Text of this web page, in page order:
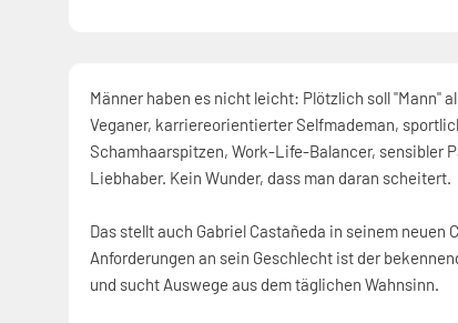
Männer haben es nicht leicht: Plötzlich soll "Mann"
Veganer, karriereorientierter Selfmademan,
Schamhaarspitzen, Work-Life-Balancer, sensibler
Liebhaber. Kein Wunder, dass man daran scheitert.
Das stellt auch Gabriel Castañeda in seinem neuen
Anforderungen an sein Geschlecht ist der
und sucht Auswege aus dem täglichen Wahnsinn.